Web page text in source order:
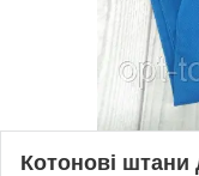
Котонові штани